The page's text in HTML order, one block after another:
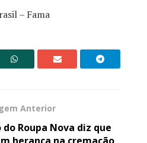
– Fama
Anterior
Roupa Nova diz que